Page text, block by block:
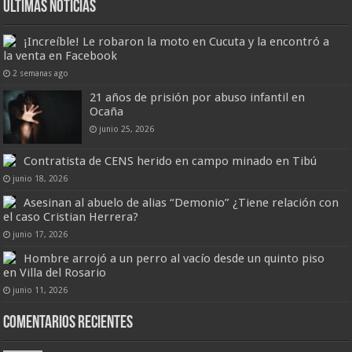
Últimas Noticias
¡Increíble! Le robaron la moto en Cucuta y la encontró a
la venta en Facebook
2 semanas ago
21 años de prisión por abuso infantil en
Ocaña
junio 25, 2026
Contratista de CENS herido en campo minado en Tibú
junio 18, 2026
Asesinan al abuelo de alias “Demonio” ¿Tiene relación con
el caso Cristian Herrera?
junio 17, 2026
Hombre arrojó a un perro al vacío desde un quinto piso
en Villa del Rosario
junio 11, 2026
Comentarios recientes